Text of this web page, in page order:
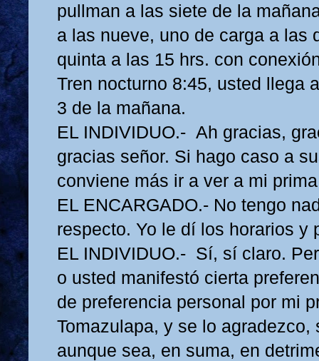
pullman a las siete de la
a las nueve, uno de carga a las
quinta a las 15 hrs. con
Tren nocturno 8:45, usted llega
3 de la mañana.
EL INDIVIDUO.- Ah gracias,
gracias señor. Si hago caso a
conviene más ir a ver a mi
EL ENCARGADO.- No tengo
respecto. Yo le dí los horarios y
EL INDIVIDUO.- Sí, sí claro.
o usted manifestó cierta
de preferencia personal por mi
Tomazulapa, y se lo
aunque sea, en suma, en